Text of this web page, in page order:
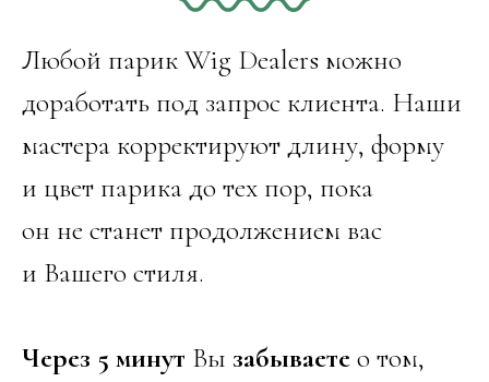
Любой парик Wig Dealers можно
доработать под запрос клиента. Наши
мастера корректируют длину, форму
и цвет парика до тех пор, пока
он не станет продолжением вас
и Вашего стиля.
Через 5 минут Вы забываетео том,